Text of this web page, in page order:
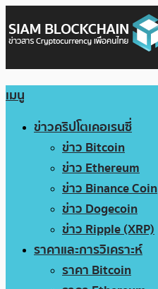
เมนู
ข่าวคริปโตเคอเรนซี่
ข่าว Bitcoin
ข่าว Ethereum
ข่าว Binance Coin
ข่าว Dogecoin
ข่าว Ripple (XRP)
ราคาและการวิเคราะห์
ราคา Bitcoin